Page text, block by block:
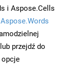
i Aspose.Cells
Aspose.Words
przejdź do
opcje